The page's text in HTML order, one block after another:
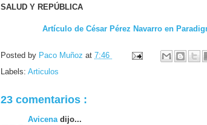
SALUD Y REPÚBLICA
Artículo de César Pérez Navarro en
Posted by Paco Muñoz at 7:46
Labels: Articulos
23 comentarios :
Avicena dijo...